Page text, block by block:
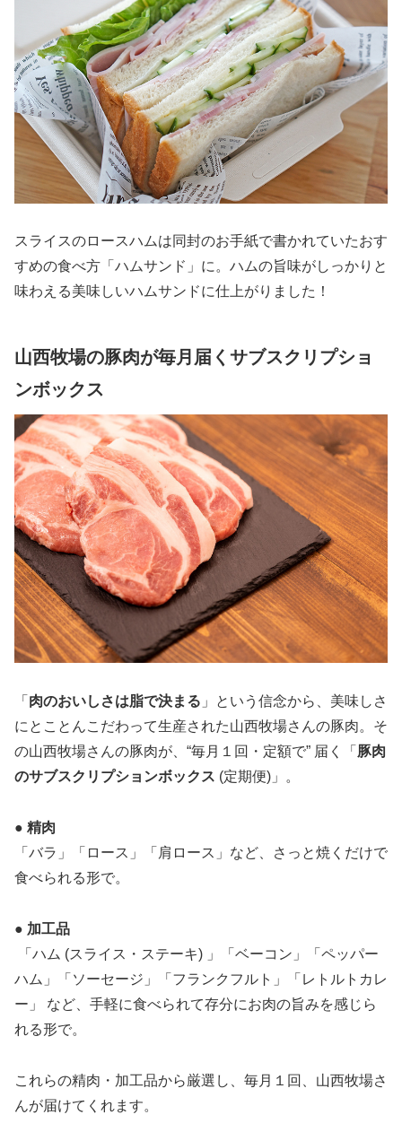
スライスのロースハムは同封のお手紙で書かれていたおす
すめの食べ方「ハムサンド」に。ハムの旨味がしっかりと
味わえる美味しいハムサンドに仕上がりました！
山西牧場の豚肉が毎月届くサブスクリプショ
ンボックス
「 肉のおいしさは脂で決まる 」という信念から、美味しさ
にとことんこだわって生産された山西牧場さんの豚肉。そ
の山西牧場さんの豚肉が、“毎月１回・定額で” 届く「 豚肉
のサブスクリプションボックス (定期便)」。
● 精肉
「バラ」「ロース」「肩ロース」など、さっと焼くだけで
食べられる形で。
● 加工品
「ハム (スライス・ステーキ) 」「ベーコン」「ペッパー
ハム」「ソーセージ」「フランクフルト」「レトルトカレ
ー」 など、手軽に食べられて存分にお肉の旨みを感じら
れる形で。
これらの精肉・加工品から厳選し、毎月１回、山西牧場さ
んが届けてくれます。